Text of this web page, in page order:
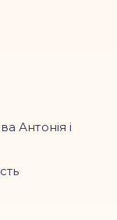
Антонія і